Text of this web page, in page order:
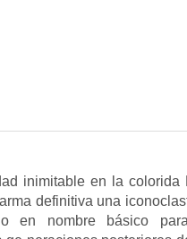
inimitable en la colorida
definitiva una
en nombre básico